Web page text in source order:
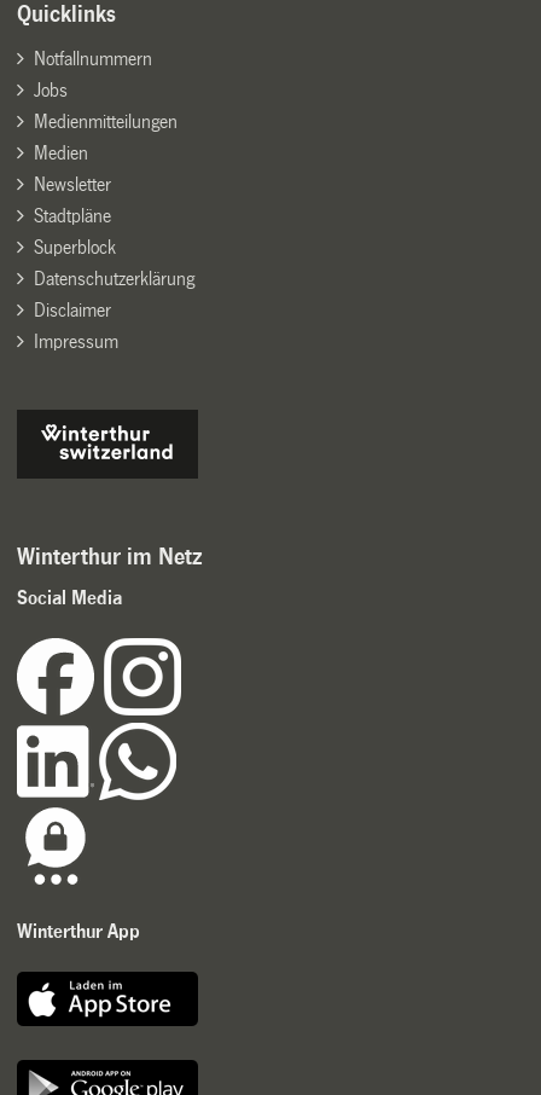
Quicklinks
Notfallnummern
Jobs
Medienmitteilungen
Medien
Newsletter
Stadtpläne
Superblock
Datenschutzerklärung
Disclaimer
Impressum
Winterthur im Netz
Social Media
Winterthur App